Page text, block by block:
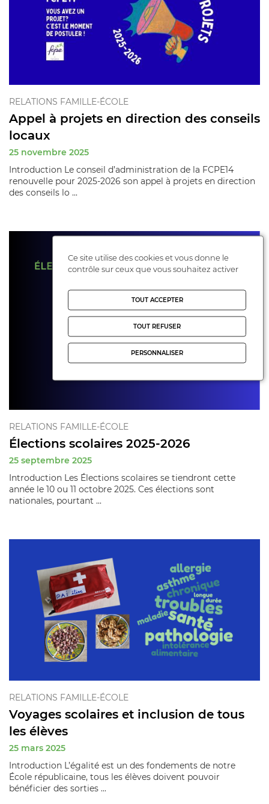
RELATIONS FAMILLE-ÉCOLE
Appel à projets en direction des conseils
locaux
25 novembre 2025
Introduction Le conseil d’administration de la FCPE14
renouvelle pour 2025-2026 son appel à projets en direction
des conseils lo ...
RELATIONS FAMILLE-ÉCOLE
Élections scolaires 2025-2026
25 septembre 2025
Introduction Les Élections scolaires se tiendront cette
année le 10 ou 11 octobre 2025. Ces élections sont
nationales, pourtant ...
RELATIONS FAMILLE-ÉCOLE
Voyages scolaires et inclusion de tous
les élèves
25 mars 2025
Introduction L’égalité est un des fondements de notre
École républicaine, tous les élèves doivent pouvoir
bénéficier des sorties ...
Ce site utilise des cookies et vous donne le
contrôle sur ceux que vous souhaitez activer
TOUT ACCEPTER
TOUT REFUSER
PERSONNALISER